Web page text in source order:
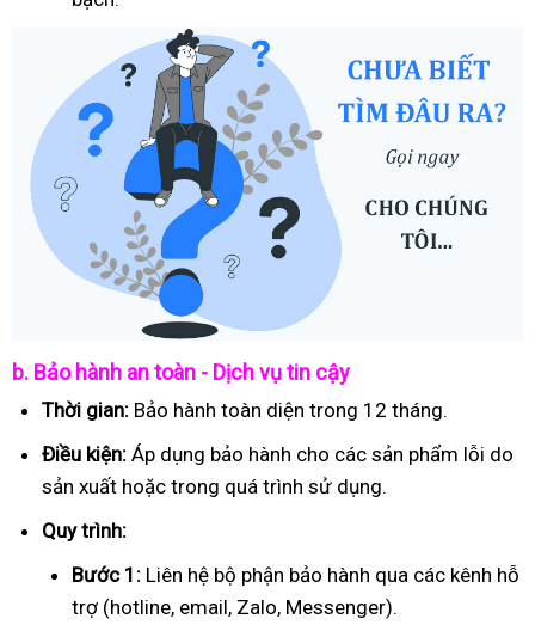
b. Bảo hành an toàn - Dịch vụ tin cậy
Thời gian: Bảo hành toàn diện trong 12 tháng.
Điều kiện: Áp dụng bảo hành cho các sản phẩm lỗi do
sản xuất hoặc trong quá trình sử dụng.
Quy trình:
Bước 1: Liên hệ bộ phận bảo hành qua các kênh hỗ
trợ (hotline, email, Zalo, Messenger).